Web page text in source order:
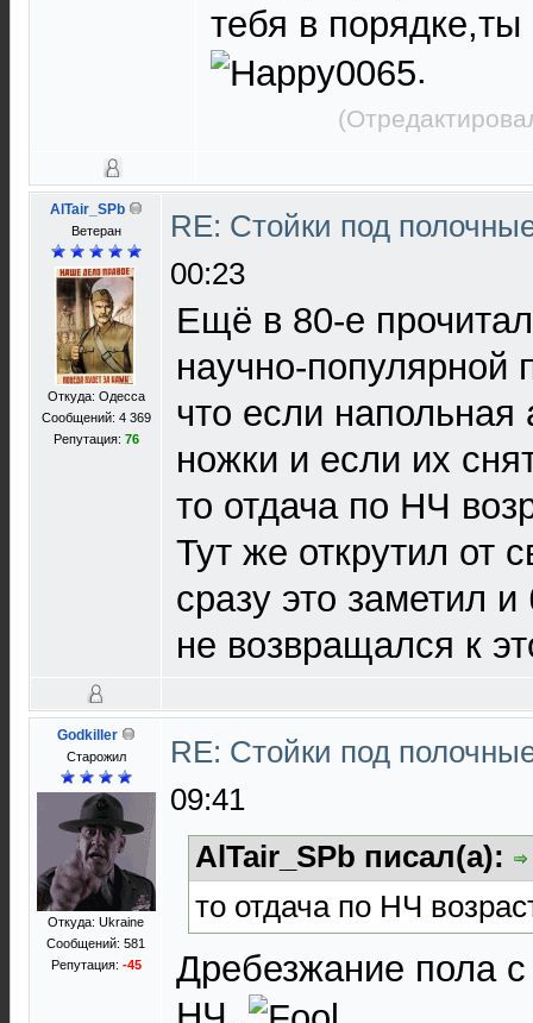
тебя в порядке,ты
.
AlTair_SPb
Ветеран
Откуда: Одесса
Сообщений: 4 369
Репутация: 76
RE: Стойки под
00:23
Ещё в 80-е
научно-популярной
что если напольная
ножки и если их
то отдача по НЧ
Тут же открутил от
сразу это заметил
не возвращался к
Godkiller
Старожил
Откуда: Ukraine
Сообщений: 581
Репутация: -45
RE: Стойки под
09:41
AlTair_SPb писал(а):
то отдача по НЧ
Дребезжание пола